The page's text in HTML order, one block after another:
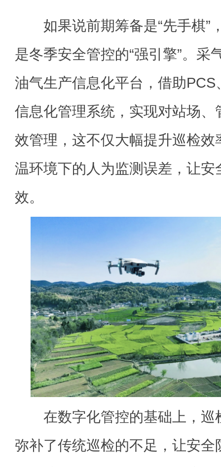
如果说前期筹备是“先手棋”
是冬季安全管控的“强引擎”。采
油气生产信息化平台，借助
信息化管理系统，实现对站场、
效管理，这不仅大幅提升巡检效
温环境下的人为监测误差，让安
效。
在数字化管控的基础上，巡
弥补了传统巡检的不足，让安全